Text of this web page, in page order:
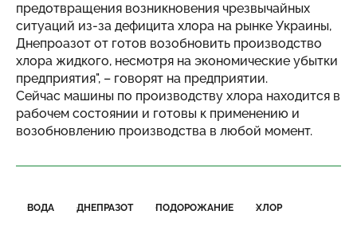
предотвращения возникновения чрезвычайных
ситуаций из-за дефицита хлора на рынке Украины,
Днепроазот от готов возобновить производство
хлора жидкого, несмотря на экономические убытки
предприятия", – говорят на предприятии.
Сейчас машины по производству хлора находится в
рабочем состоянии и готовы к применению и
возобновлению производства в любой момент.
ВОДА ДНЕПРАЗОТ ПОДОРОЖАНИЕ ХЛОР